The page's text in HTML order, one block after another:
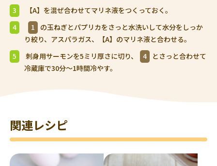
3
【A】を混ぜ合わせてマリネ液をつくっておく。
4
1
の玉ねぎとパプリカをさっと水洗いして水分をしっか
り絞り、アスパラガス、【A】のマリネ液と合わせる。
5
刺身用サーモンを5ミリ厚さに切り、 4
とさっと合わせて
冷蔵庫で30分～1時間冷やす。
関連レシピ